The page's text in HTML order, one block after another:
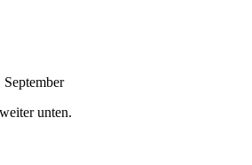
unten.